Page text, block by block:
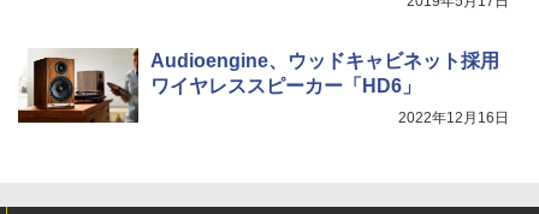
Audioengine、ウッドキャビネット採用
ワイヤレススピーカー「HD6」
2022年12月16日